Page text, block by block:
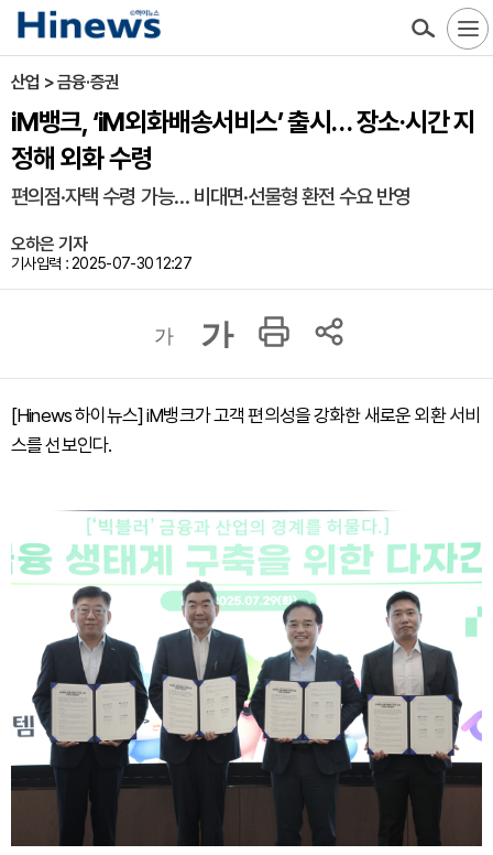
산업 > 금융·증권
iM뱅크, ‘iM외화배송서비스’ 출시… 장소·시간 지
정해 외화 수령
편의점·자택 수령 가능… 비대면·선물형 환전 수요 반영
오하은 기자
기사입력 : 2025-07-30 12:27
가 가
[Hinews 하이뉴스] iM뱅크가 고객 편의성을 강화한 새로운 외환 서비
스를 선보인다.